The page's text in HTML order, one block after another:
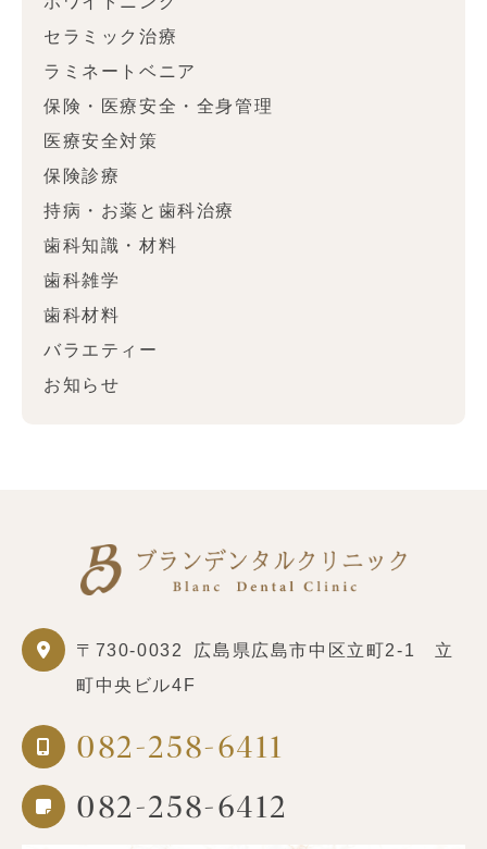
セラミック治療
ラミネートベニア
保険・医療安全・全身管理
医療安全対策
保険診療
持病・お薬と歯科治療
歯科知識・材料
歯科雑学
歯科材料
バラエティー
お知らせ
〒730-0032
広島県広島市中区立町2-1 立
町中央ビル4F
082-258-6411
082-258-6412